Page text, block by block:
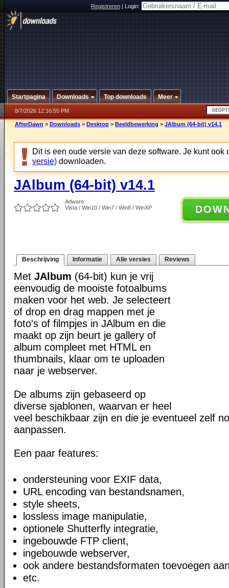
Registreren|Login:
Startpagina Downloads Top downloads Meer
8/7/2026 12:16:55 PM
AfterDawn > Downloads > Desktop > Beeldbewerking > JAlbum (64-bit) v14.1
Dit is een oude versie van deze software. Je kunt ook
versie) downloaden.
JAlbum (64-bit) v14.1
Adware
Vista / Win10 / Win7 / Win8 / WinXP
Beschrijving Informatie Alle versies Reviews
Met JAlbum (64-bit) kun je vrij
eenvoudig de mooiste fotoalbums
maken voor het web. Je selecteert
of drop en drag mappen met je
foto's of filmpjes in JAlbum en die
maakt op zijn beurt je gallery of
album compleet met HTML en
thumbnails, klaar om te uploaden
naar je webserver.
De albums zijn gebaseerd op
diverse sjablonen, waarvan er heel
veel beschikbaar zijn en die je eventueel zelf
aanpassen.
Een paar features:
ondersteuning voor EXIF data,
URL encoding van bestandsnamen,
style sheets,
lossless image manipulatie,
optionele Shutterfly integratie,
ingebouwde FTP client,
ingebouwde webserver,
ook andere bestandsformaten toevoegen
etc.